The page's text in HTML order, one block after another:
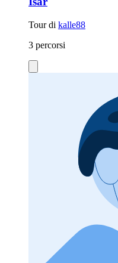
Tour di kalle88
3 percorsi